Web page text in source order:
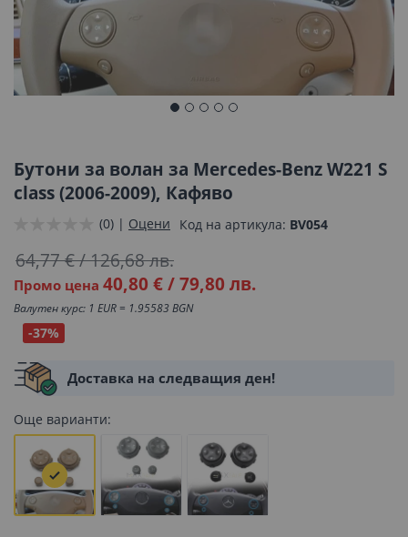
началото
на
галерия
Бутони за волан за Mercedes-Benz W221 S
class (2006-2009), Кафяво
(0) | Оцени Код на артикула BV054
Промо цена 40,80 €/79,80 лв.
64,77 €/126,68 лв.
Валутен курс: 1 EUR = 1.95583 BGN
-37%
Доставка на следващия ден!
Още варианти: